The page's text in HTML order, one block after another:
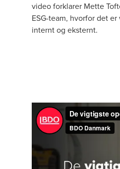
video forklarer Mette
ESG-team, hvorfor det
internt og eksternt.